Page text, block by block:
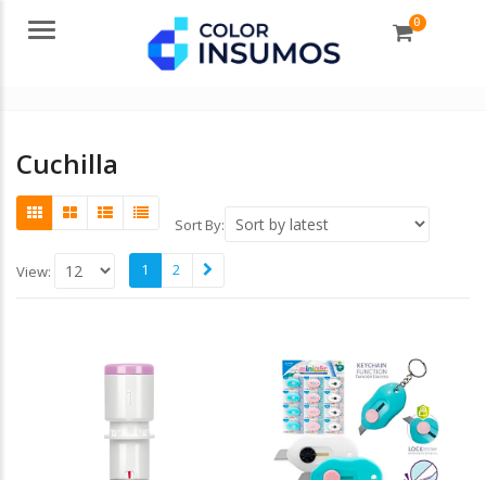
Menu 0
Cuchilla
Sort By:
View: 1 2